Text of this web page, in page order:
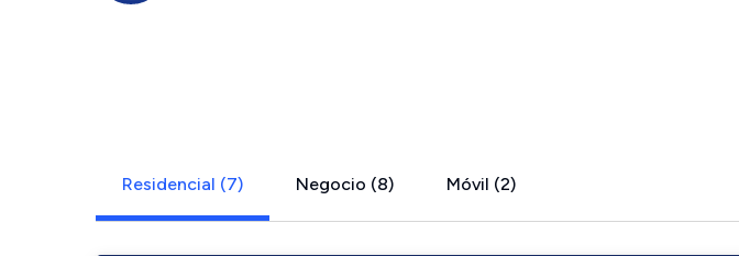
Residencial (7) Negocio (8) Móvil (2)